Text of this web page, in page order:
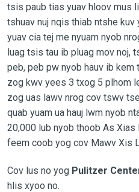
tsis paub tias yuav hloov mus
tshuav nuj nqis thiab ntshe kuv
yuav cia tej me nyuam nyob
luag tsis tau ib pluag mov noj,
peb, peb pw nyob hauv ib kem
zog kwv yees 3 txog 5 plhom
zog uas lawv nrog cov tswv
quab yuam ua hauj lwm nyob
20,000 lub nyob thoob As Xias
feem coob yog cov Mawv Xis
Cov lus no yog Pulitzer
hlis xyoo no.